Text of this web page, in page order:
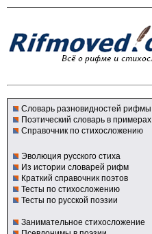
Словарь разновидностей рифмы
Поэтический словарь в примерах
Справочник по стихосложению
Эволюция русского стиха
Из истории словарей рифм
Краткий справочник поэтов
Тесты по стихосложению
Тесты по русской поэзии
Занимательное стихосложение